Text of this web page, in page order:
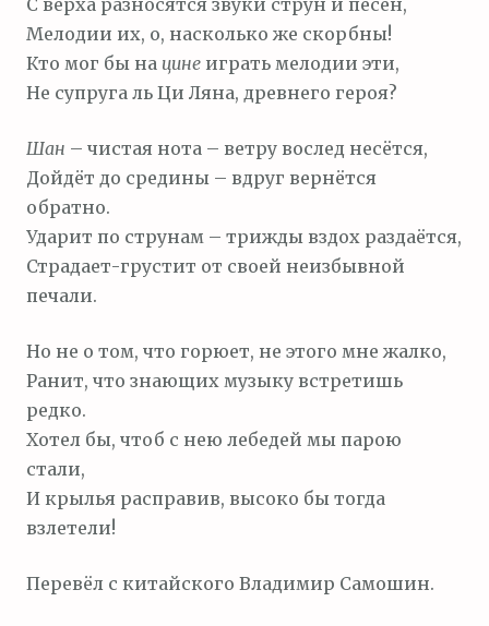
Мелодии их, о, насколько же скорбны!
Кто мог бы на цине играть мелодии эти,
Не супруга ль Ци Ляна, древнего героя?
Шан – чистая нота – ветру вослед несётся,
Дойдёт до средины – вдруг вернётся
обратно.
Ударит по струнам – трижды вздох раздаётся,
Страдает-грустит от своей неизбывной
печали.
Но не о том, что горюет, не этого мне жалко,
Ранит, что знающих музыку встретишь
редко.
Хотел бы, чтоб с нею лебедей мы парою
стали,
И крылья расправив, высоко бы тогда
взлетели!
Перевёл с китайского Владимир Самошин.